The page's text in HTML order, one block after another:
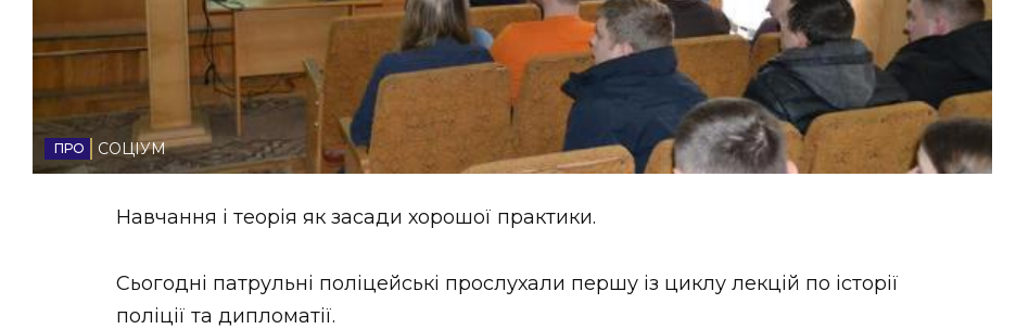
ФОТО
ВІДЕО
СОЦІУМ
Навчання і теорія як засади хорошої практики.
Сьогодні патрульні поліцейські прослухали першу із циклу лекцій по історії
поліції та дипломатії.